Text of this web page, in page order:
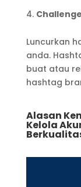
Luncurkan
anda.
buat atau
hashtag
Alasan
Kelola